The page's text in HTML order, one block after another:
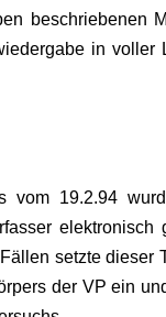
beschriebenen
in voller
vom 19.2.94
elektronisch
setzte dieser
der VP ein